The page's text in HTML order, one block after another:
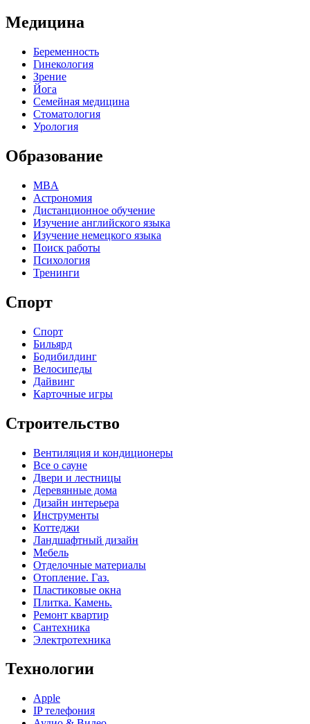
Медицина
Беременность
Гинекология
Зрение
Йога
Семейная медицина
Стоматология
Урология
Образование
MBA
Астрономия
Дистанционное обучение
Изучение английского языка
Изучение немецкого языка
Поиск работы
Психология
Тренинги
Спорт
Спорт
Бильярд
Бодибилдинг
Велосипеды
Дайвинг
Карточные игры
Строительство
Вентиляция и кондиционеры
Все о сауне
Двери и лестницы
Деревянные дома
Дизайн интерьера
Инструменты
Коттеджи
Ландшафтный дизайн
Мебель
Отделочные материалы
Отопление. Газ.
Пластиковые окна
Плитка. Камень.
Ремонт квартир
Сантехника
Электротехника
Технологии
Apple
IP телефония